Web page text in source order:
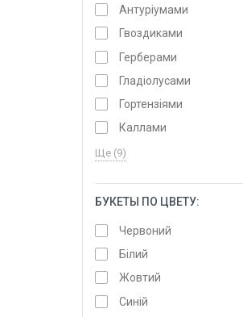
Антуріумами
Гвоздиками
Герберами
Гладіолусами
Гортензіями
Каллами
Ще (9)
БУКЕТЫ ПО ЦВЕТУ:
Червоний
Білий
Жовтий
Синій